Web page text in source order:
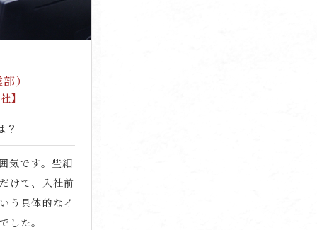
）
】
？
気です。些細
けて、入社前
う具体的なイ
した。